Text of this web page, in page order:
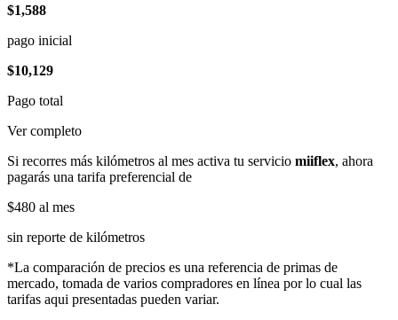
$1,588
pago inicial
$10,129
Pago total
Ver completo
Si recorres más kilómetros al mes activa tu servicio miiflex, ahora
pagarás una tarifa preferencial de
$480 al mes
sin reporte de kilómetros
*La comparación de precios es una referencia de primas de
mercado, tomada de varios compradores en línea por lo cual las
tarifas aqui presentadas pueden variar.